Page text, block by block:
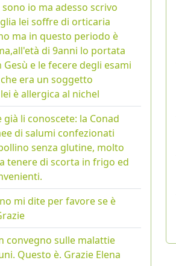
sono io ma adesso scrivo
lei soffre di orticaria
ma in questo periodo è
di 9anni lo portata
Gesù e le fecere degli esami
era un soggetto
è allergica al nichel
già li conoscete: la Conad
di salumi confezionati
senza glutine, molto
tenere di scorta in frigo ed
mi dite per favore se è
convegno sulle malattie
Questo è. Grazie Elena